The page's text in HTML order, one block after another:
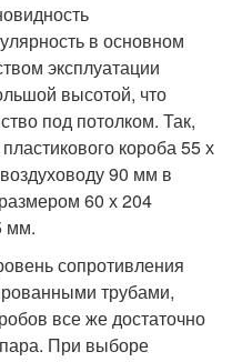
в основном
эксплуатации
высотой, что
под потолком. Так,
короба 55 х
90 мм в
60 х 204
мм.
сопротивления
трубами,
все же достаточно
При выборе